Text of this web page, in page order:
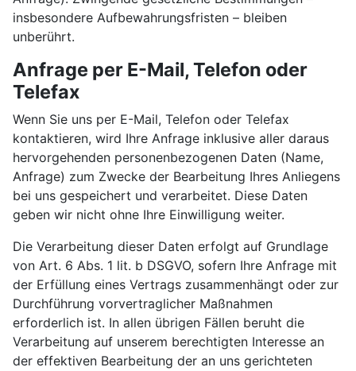
insbesondere Aufbewahrungsfristen – bleiben
unberührt.
Anfrage per E-Mail, Telefon oder
Telefax
Wenn Sie uns per E-Mail, Telefon oder Telefax
kontaktieren, wird Ihre Anfrage inklusive aller daraus
hervorgehenden personenbezogenen Daten (Name,
Anfrage) zum Zwecke der Bearbeitung Ihres Anliegens
bei uns gespeichert und verarbeitet. Diese Daten
geben wir nicht ohne Ihre Einwilligung weiter.
Die Verarbeitung dieser Daten erfolgt auf Grundlage
von Art. 6 Abs. 1 lit. b DSGVO, sofern Ihre Anfrage mit
der Erfüllung eines Vertrags zusammenhängt oder zur
Durchführung vorvertraglicher Maßnahmen
erforderlich ist. In allen übrigen Fällen beruht die
Verarbeitung auf unserem berechtigten Interesse an
der effektiven Bearbeitung der an uns gerichteten